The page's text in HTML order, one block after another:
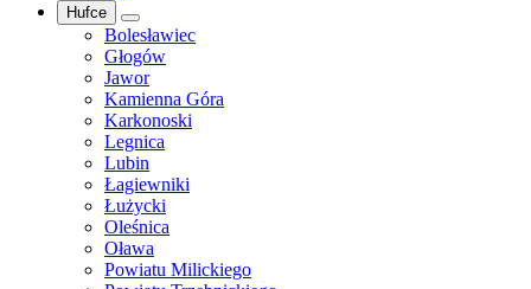
Hufce
Bolesławiec
Głogów
Jawor
Kamienna Góra
Karkonoski
Legnica
Lubin
Łagiewniki
Łużycki
Oleśnica
Oława
Powiatu Milickiego